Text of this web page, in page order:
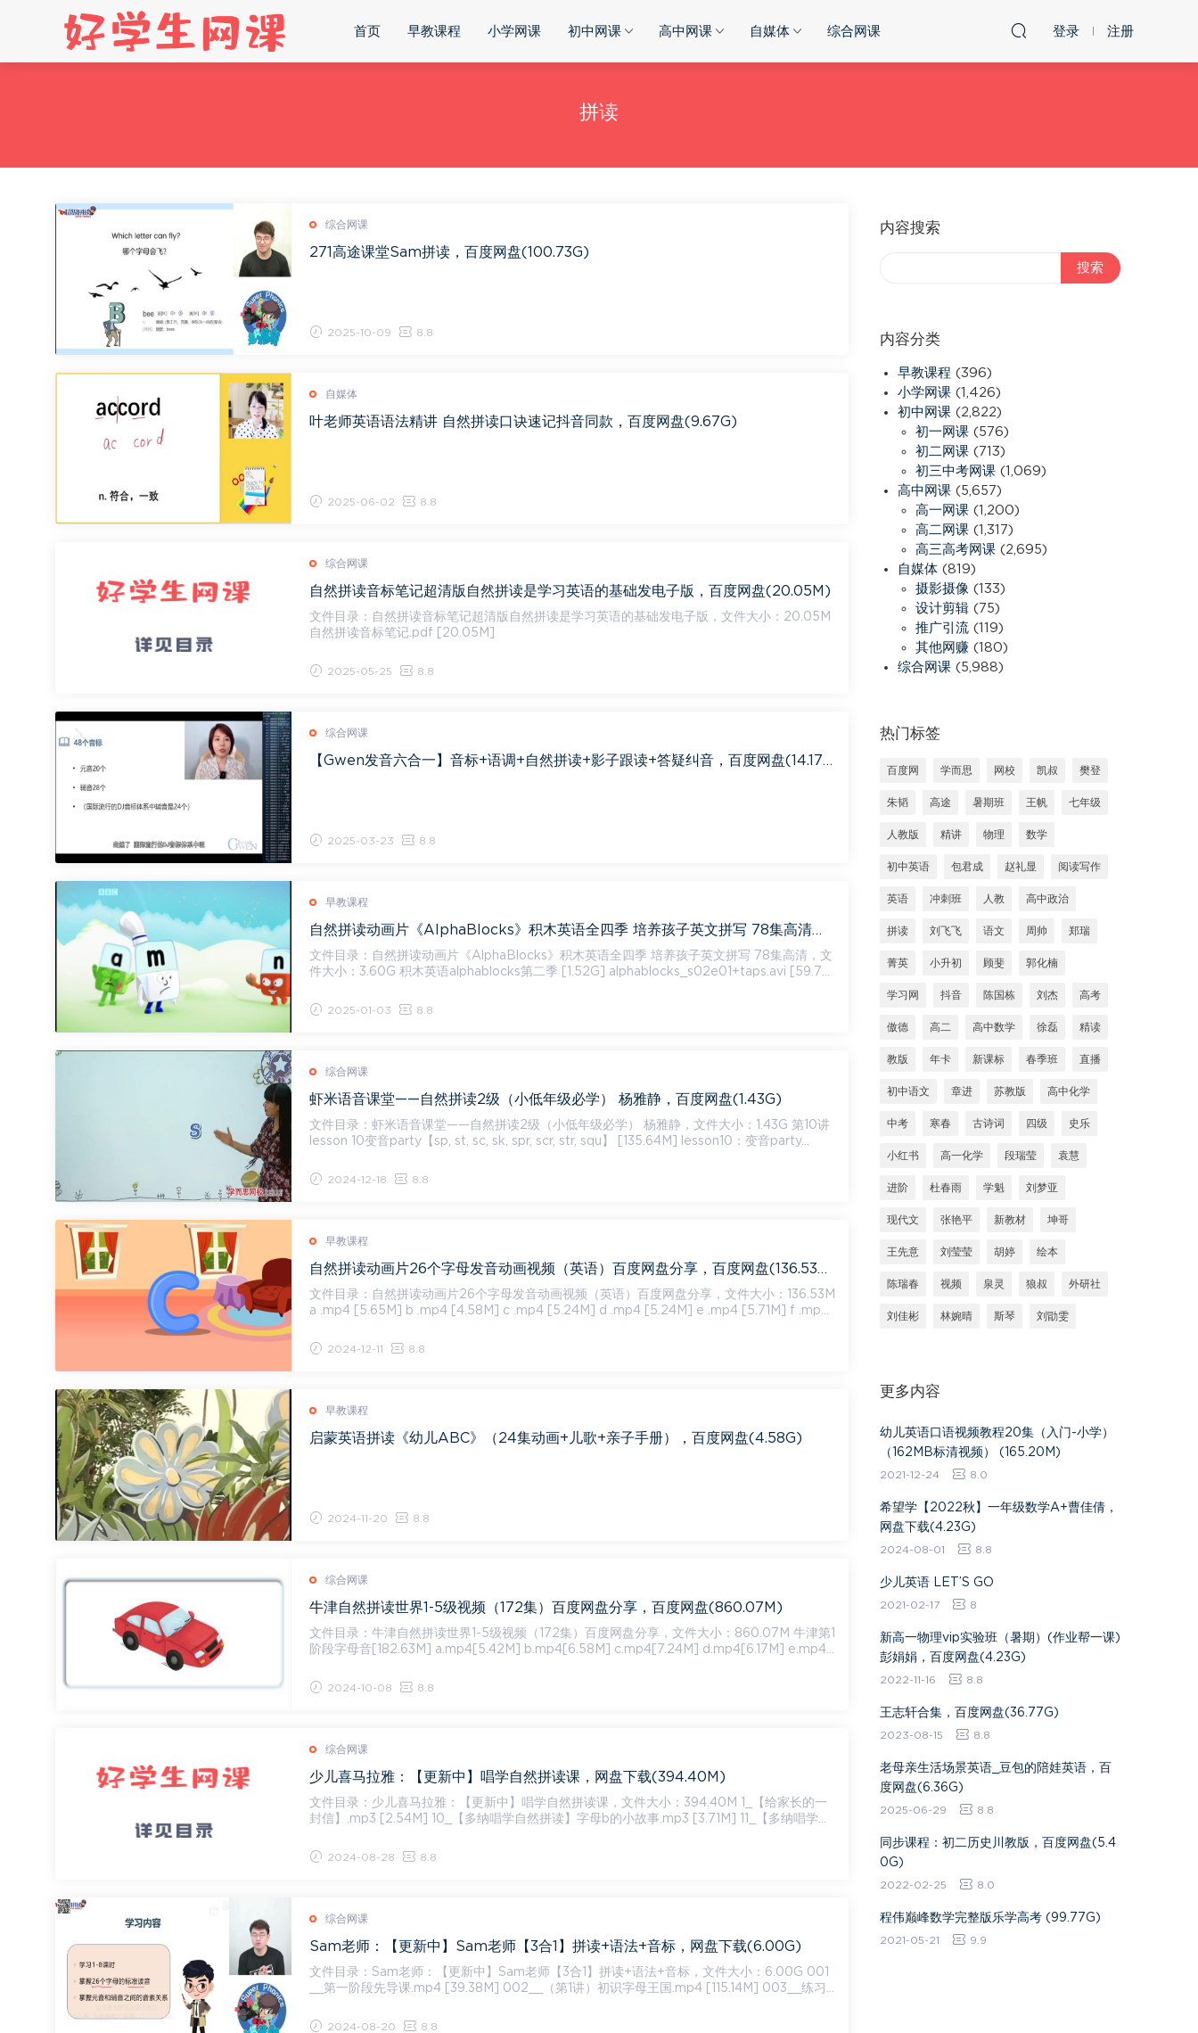
首页 早教课程 小学网课 初中网课 高中网课 自媒体 综合网课 登录 注册
拼读
综合网课
271高途课堂Sam拼读，百度网盘(100.73G)
2025-10-09 8.8
自媒体
叶老师英语语法精讲 自然拼读口诀速记抖音同款，百度网盘(9.67G)
2025-06-02 8.8
综合网课
自然拼读音标笔记超清版自然拼读是学习英语的基础发电子版，百度网盘(20.05M)
文件目录：自然拼读音标笔记超清版自然拼读是学习英语的基础发电子版，文件大小：20.05M
自然拼读音标笔记.pdf [20.05M]
2025-05-25 8.8
综合网课
【Gwen发音六合一】音标+语调+自然拼读+影子跟读+答疑纠音，百度网盘(14.17G)
2025-03-23 8.8
早教课程
自然拼读动画片《AlphaBlocks》积木英语全四季 培养孩子英文拼写 78集高清，百度网盘(3.60G)
文件目录：自然拼读动画片《AlphaBlocks》积木英语全四季 培养孩子英文拼写 78集高清，文
件大小：3.60G 积木英语alphablocks第二季 [1.52G] alphablocks_s02e01+taps.avi [59.77
2025-01-03 8.8
综合网课
虾米语音课堂——自然拼读2级（小低年级必学） 杨雅静，百度网盘(1.43G)
文件目录：虾米语音课堂——自然拼读2级（小低年级必学） 杨雅静，文件大小：1.43G 第10讲
lesson 10变音party【sp, st, sc, sk, spr, scr, str, squ】 [135.64M] lesson10：变音party...
2024-12-18 8.8
早教课程
自然拼读动画片26个字母发音动画视频（英语）百度网盘分享，百度网盘(136.53M)
文件目录：自然拼读动画片26个字母发音动画视频（英语）百度网盘分享，文件大小：136.53M
a .mp4 [5.65M] b .mp4 [4.58M] c .mp4 [5.24M] d .mp4 [5.24M] e .mp4 [5.71M] f .mp
2024-12-11 8.8
早教课程
启蒙英语拼读《幼儿ABC》（24集动画+儿歌+亲子手册），百度网盘(4.58G)
2024-11-20 8.8
综合网课
牛津自然拼读世界1-5级视频（172集）百度网盘分享，百度网盘(860.07M)
文件目录：牛津自然拼读世界1-5级视频（172集）百度网盘分享，文件大小：860.07M 牛津第1
阶段字母音[182.63M] a.mp4[5.42M] b.mp4[6.58M] c.mp4[7.24M] d.mp4[6.17M] e.mp4
2024-10-08 8.8
综合网课
少儿喜马拉雅：【更新中】唱学自然拼读课，网盘下载(394.40M)
文件目录：少儿喜马拉雅：【更新中】唱学自然拼读课，文件大小：394.40M ​1_【给家长的一
封信】​.mp3 [2.54M] ​10_【多纳唱学自然拼读】字母b的小故事​.mp3 [3.71M] ​11_【多纳唱学自
2024-08-28 8.8
综合网课
Sam老师：【更新中】Sam老师【3合1】拼读+语法+音标，网盘下载(6.00G)
文件目录：Sam老师：【更新中】Sam老师【3合1】拼读+语法+音标，文件大小：6.00G 001
__第一阶段先导课.mp4 [39.38M] 002__（第1讲）初识字母王国.mp4 [115.14M] 003__练习
2024-08-20 8.8
内容搜索
内容分类
早教课程 (396)
小学网课 (1,426)
初中网课 (2,822)
初一网课 (576)
初二网课 (713)
初三中考网课 (1,069)
高中网课 (5,657)
高一网课 (1,200)
高二网课 (1,317)
高三高考网课 (2,695)
自媒体 (819)
摄影摄像 (133)
设计剪辑 (75)
推广引流 (119)
其他网赚 (180)
综合网课 (5,988)
热门标签
百度网 学而思 网校 凯叔 樊登
朱韬 高途 暑期班 王帆 七年级
人教版 精讲 物理 数学
初中英语 包君成 赵礼显 阅读写作
英语 冲刺班 人教 高中政治
拼读 刘飞飞 语文 周帅 郑瑞
菁英 小升初 顾斐 郭化楠
学习网 抖音 陈国栋 刘杰 高考
傲德 高二 高中数学 徐磊 精读
教版 年卡 新课标 春季班 直播
初中语文 章进 苏教版 高中化学
中考 寒春 古诗词 四级 史乐
小红书 高一化学 段瑞莹 袁慧
进阶 杜春雨 学魁 刘梦亚
现代文 张艳平 新教材 坤哥
王先意 刘莹莹 胡婷 绘本
陈瑞春 视频 泉灵 狼叔 外研社
刘佳彬 林婉晴 斯琴 刘勖雯
更多内容
幼儿英语口语视频教程20集（入门-小学）
（162MB标清视频） (165.20M)
2021-12-24 8.0
希望学【2022秋】一年级数学A+曹佳倩，
网盘下载(4.23G)
2024-08-01 8.8
少儿英语 LET’S GO
2021-02-17 8
新高一物理vip实验班（暑期）(作业帮一课)
彭娟娟，百度网盘(4.23G)
2022-11-16 8.8
王志轩合集，百度网盘(36.77G)
2023-08-15 8.8
老母亲生活场景英语_豆包的陪娃英语，百
度网盘(6.36G)
2025-06-29 8.8
同步课程：初二历史川教版，百度网盘(5.4
0G)
2022-02-25 8.0
程伟巅峰数学完整版乐学高考 (99.77G)
2021-05-21 9.9